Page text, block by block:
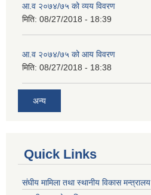
आ.व २०७४/७५ को व्यय विवरण
मिति: 08/27/2018 - 18:39
आ.व २०७४/७५ को आय विवरण
मिति: 08/27/2018 - 18:38
अन्य
Quick Links
संघीय मामिला तथा स्थानीय विकास मन्त्रालय